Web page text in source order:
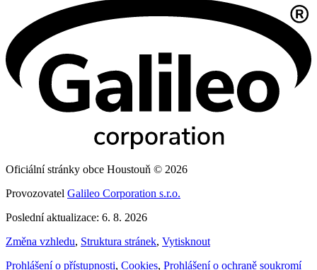
Oficiální stránky obce Houstouň © 2026
Provozovatel Galileo Corporation s.r.o.
Poslední aktualizace: 6. 8. 2026
Změna vzhledu, Struktura stránek, Vytisknout
Prohlášení o přístupnosti, Cookies, Prohlášení o ochraně soukromí